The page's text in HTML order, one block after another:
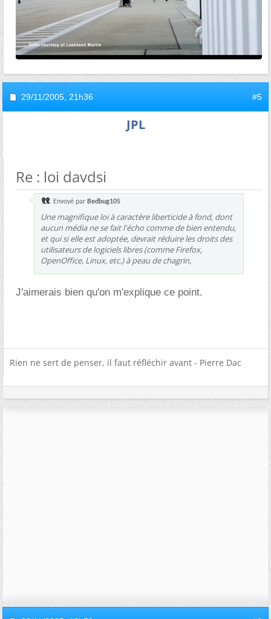
29/11/2005, 21h36 #5
JPL
Re : loi davdsi
Envoyé par Bedbug105
Une magnifique loi à caractère liberticide à fond, dont
aucun média ne se fait l'écho comme de bien entendu,
et qui si elle est adoptée, devrait réduire les droits des
utilisateurs de logiciels libres (comme Firefox,
OpenOffice, Linux, etc.) à peau de chagrin,
J'aimerais bien qu'on m'explique ce point.
Rien ne sert de penser, il faut réfléchir avant - Pierre Dac